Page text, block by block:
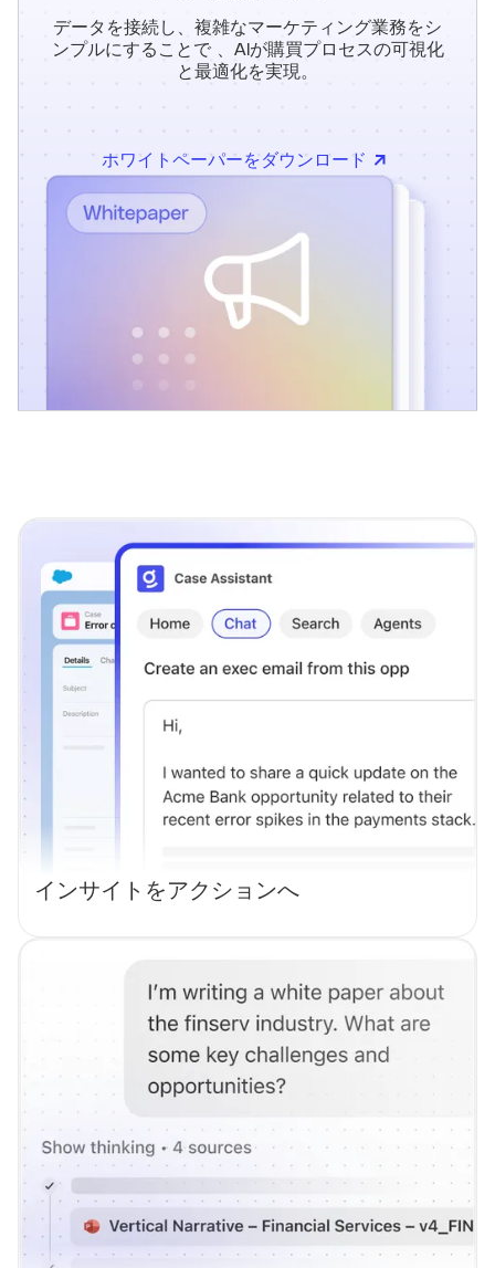
データを接続し、複雑なマーケティング業務をシ
ンプルにすることで 、AIが購買プロセスの可視化
と最適化を実現。
ホワイトペーパーをダウンロード
インサイトをアクションへ